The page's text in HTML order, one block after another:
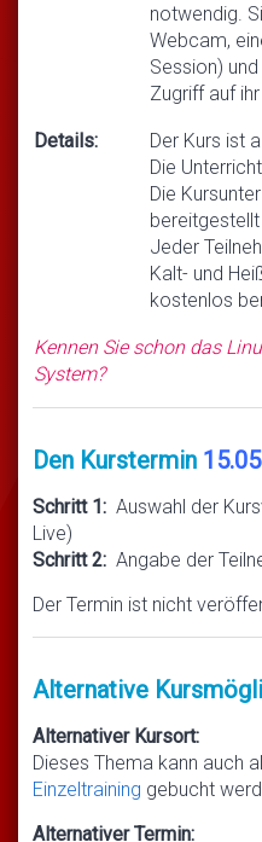
notwendig.
Webcam,
Session)
Zugriff auf
Details:
Der Kurs ist
Die
Die
bereitgestellt
Jeder
Kalt- und
kostenlos
Kennen Sie schon das
System?
Den Kurstermin
Schritt 1: Auswahl der
Live)
Schritt 2: Angabe der
Der Termin ist nicht
Alternative
Alternativer Kursort:
Dieses Thema kann auch
Einzeltraining gebucht
Alternativer Termin: